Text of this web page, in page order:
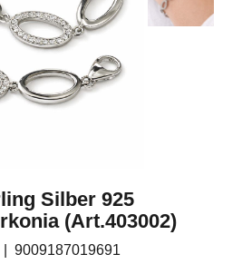
Silber 925
(Art.403002)
9009187019691